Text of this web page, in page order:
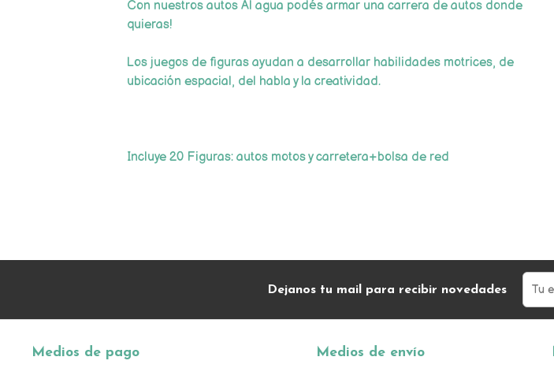
Con nuestros autos Al agua podés armar una carrera de autos donde
quieras!
Los juegos de figuras ayudan a desarrollar habilidades motrices, de
ubicación espacial, del habla y la creatividad.
Incluye 20 Figuras: autos motos y carretera+bolsa de red
Dejanos tu mail para recibir novedades
Medios de pago Medios de envío